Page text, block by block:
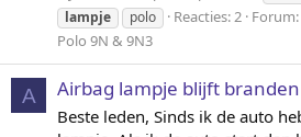
lampje
polo Reacties: 2 Forum:
Polo 9N & 9N3
A Airbag lampje blijft branden
Beste leden, Sinds ik de auto